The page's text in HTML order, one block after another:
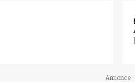
Annonce